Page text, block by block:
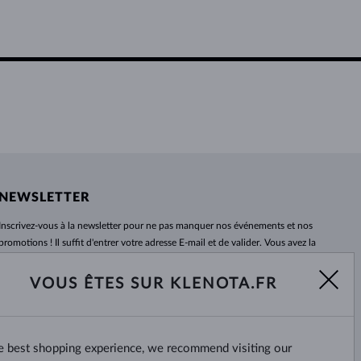
vous àla newsletter pour ne pas manquer nos événements et nos
! Il suffit d'entrer votre adresse E-mail et de valider. Vous avez la
je veux recevoir desnouvelles intéressantes par e-mail.
VOUS ÊTES SUR KLENOTA.FR
best shopping experience, we recommend visiting our